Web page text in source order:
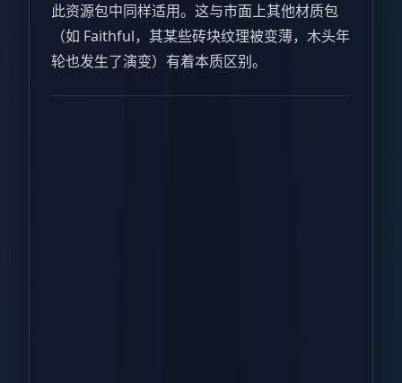
此资源包中同样适用。这与市面上其他材质包
（如 Faithful，其某些砖块纹理被变薄，木头年
轮也发生了演变）有着本质区别。